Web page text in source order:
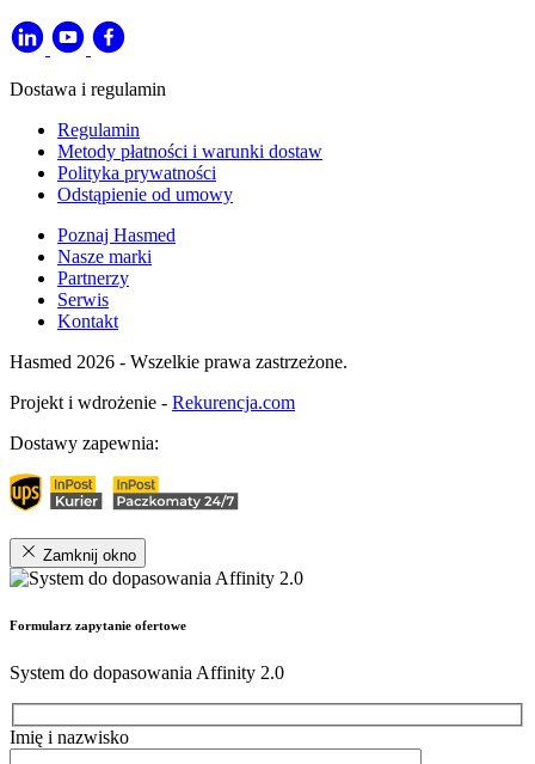
Dostawa i regulamin
Regulamin
Metody płatności i warunki dostaw
Polityka prywatności
Odstąpienie od umowy
Poznaj Hasmed
Nasze marki
Partnerzy
Serwis
Kontakt
Hasmed 2026 - Wszelkie prawa zastrzeżone.
Projekt i wdrożenie - Rekurencja.com
Dostawy zapewnia:
Zamknij okno
Formularz zapytanie ofertowe
System do dopasowania Affinity 2.0
Imię i nazwisko